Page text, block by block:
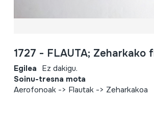
1727 - FLAUTA; Zeharkako
Egilea Ez dakigu.
Soinu-tresna mota
Aerofonoak -> Flautak -> Zeharkakoa